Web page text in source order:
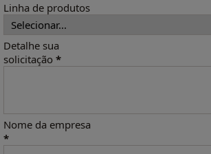
Linha de produtos
Detalhe sua
solicitação *
Nome da empresa
*